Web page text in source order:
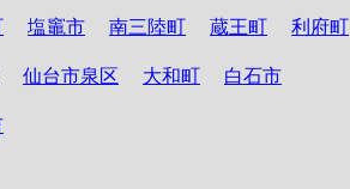
塩竈市 南三陸町 蔵王町 利府町
仙台市泉区 大和町 白石市